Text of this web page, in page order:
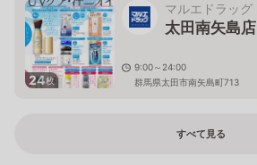
24枚
マルエドラッグ
太田南矢島店
9:00～24:00
群馬県太田市南矢島町713
すべて見る